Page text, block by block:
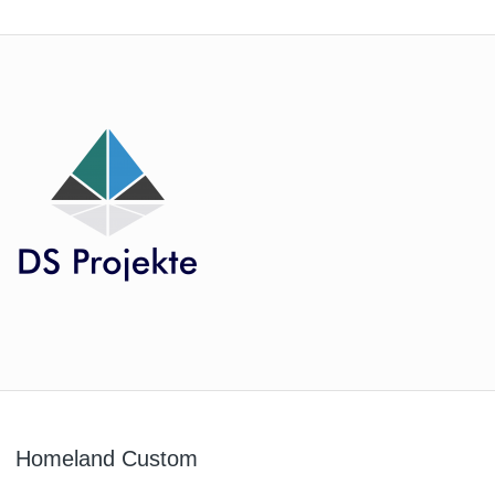
Homeland Custom